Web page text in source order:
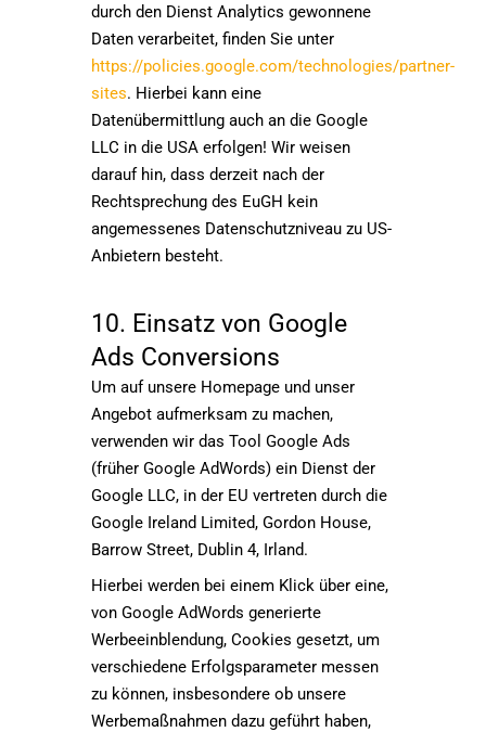
durch den Dienst Analytics gewonnene
Daten verarbeitet, finden Sie unter
https://policies.google.com/technologies/partner-
sites. Hierbei kann eine
Datenübermittlung auch an die Google
LLC in die USA erfolgen! Wir weisen
darauf hin, dass derzeit nach der
Rechtsprechung des EuGH kein
angemessenes Datenschutzniveau zu US-
Anbietern besteht.
10. Einsatz von Google
Ads Conversions
Um auf unsere Homepage und unser
Angebot aufmerksam zu machen,
verwenden wir das Tool Google Ads
(früher Google AdWords) ein Dienst der
Google LLC, in der EU vertreten durch die
Google Ireland Limited, Gordon House,
Barrow Street, Dublin 4, Irland.
Hierbei werden bei einem Klick über eine,
von Google AdWords generierte
Werbeeinblendung, Cookies gesetzt, um
verschiedene Erfolgsparameter messen
zu können, insbesondere ob unsere
Werbemaßnahmen dazu geführt haben,